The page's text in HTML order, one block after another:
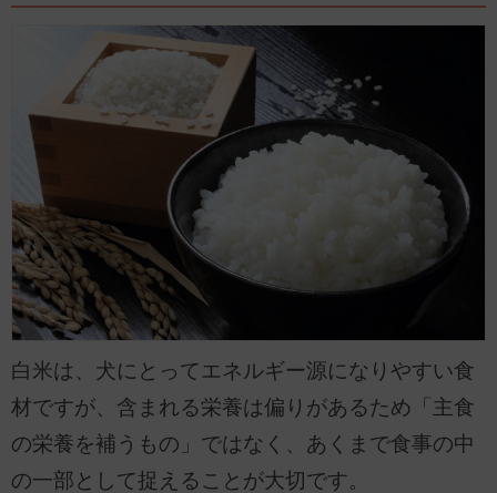
白米は、犬にとってエネルギー源になりやすい食
材ですが、含まれる栄養は偏りがあるため「主食
の栄養を補うもの」ではなく、あくまで食事の中
の一部として捉えることが大切です。